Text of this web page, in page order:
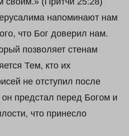
напоминают нам
что Бог доверил нам.
позволяет стенам
Тем, кто их
не отступил после
предстал перед Богом и
что принесло